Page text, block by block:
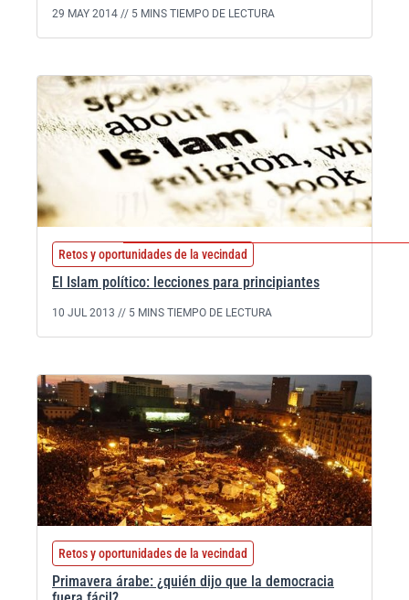
29 MAY 2014 // 5 MINS TIEMPO DE LECTURA
Retos y oportunidades de la vecindad
El Islam político: lecciones para principiantes
10 JUL 2013 // 5 MINS TIEMPO DE LECTURA
Retos y oportunidades de la vecindad
Primavera árabe: ¿quién dijo que la democracia